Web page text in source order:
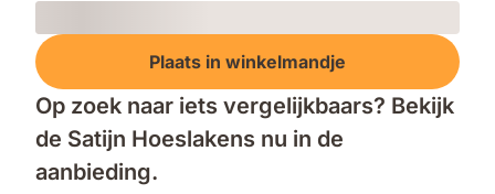
Loading
Plaats in winkelmandje
Op zoek naar iets vergelijkbaars? Bekijk
de Satijn Hoeslakens nu in de
aanbieding.